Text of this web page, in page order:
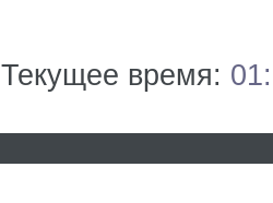
Текущее время: